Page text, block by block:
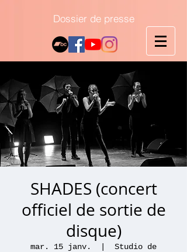
Dossier de presse
SHADES (concert
officiel de sortie de
disque)
mar. 15 janv.
Studio de